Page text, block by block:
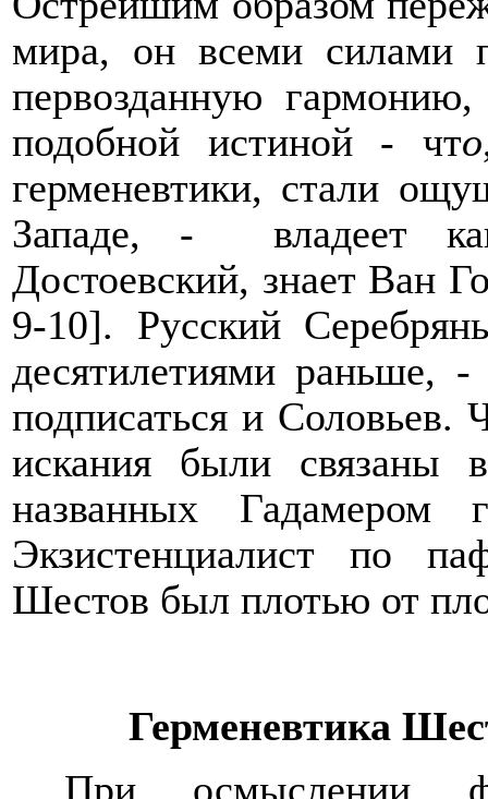
мира, он всеми силами
первозданную
подобной истиной - что
герменевтики, стали
Западе, -
владеет
Достоевский, знает Ван
9-10]. Русский
десятилетиями раньше,
подписаться и
искания были связаны
названных Гадамером
Экзистенциалист по
Шестов был плотью от
Герменевтика
При осмыслении